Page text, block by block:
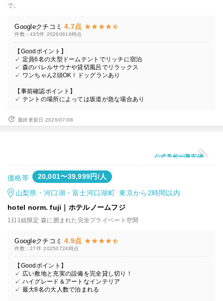
で。
Googleクチコミ 4.7点
件数：435件 20260616時点
【Goodポイント】
✓ 定員6名の大型ドームテントでリッチに宿泊
✓ 森のバレルサウナや貸切風呂でリラックス
✓ ワンちゃん2頭OK！ドッグランあり
【事前確認ポイント】
✓ テントの場所によっては坂道が急な場合あり
最終更新日 2026/07/08
公式予約が最安値
価格帯 20,001〜39,999円/人
山梨県・河口湖・富士河口湖町 東京から2時間以内
hotel norm. fuji｜ホテルノームフジ
1日1組限定 森に囲まれた完全プライベート空間
Googleクチコミ 4.9点
件数：27件 20250724時点
【Goodポイント】
✓ 広い敷地と充実の設備を完全貸し切り！
✓ ハイグレード＆アートなインテリア
✓ 最大8名の大人数で泊まれる